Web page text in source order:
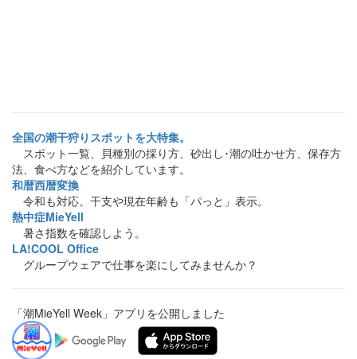
全国の潮干狩りスポットを大特集。
スポット一覧、貝種別の採り方、砂出し･潮の吐かせ方、保存方
法、食べ方などを紹介しています。
和暦西暦変換
令和も対応。干支や現在年齢も「パっと」表示。
熱中症MieYell
暑さ指数を確認しよう。
LA!COOL Office
グループウェアで仕事を楽にしてみませんか？
「潮MieYell Week」アプリを公開しました